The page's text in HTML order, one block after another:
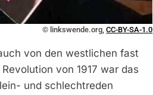
© linkswende.org,CC-BY-SA-1.0
von den westlichen fast
von 1917 war das
und schlechtreden